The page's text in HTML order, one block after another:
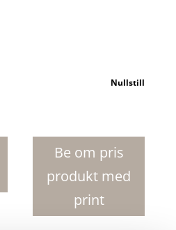
Nullstill
Be om pris
produkt med
print